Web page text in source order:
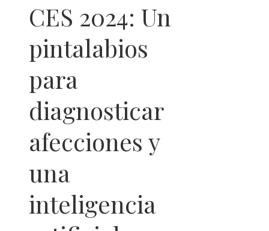
CES 2024: Un
pintalabios
para
diagnosticar
afecciones y
una
inteligencia